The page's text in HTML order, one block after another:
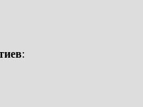
: